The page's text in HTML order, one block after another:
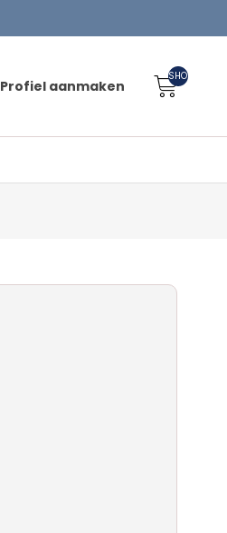
Profiel aanmaken